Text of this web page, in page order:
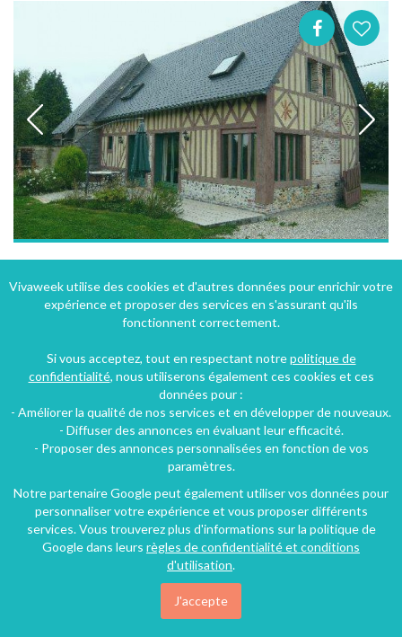
Gîte "la Rolandière" au coeur du Pays d'Auge proche Honfleur Deauville
Beuzeville (21 km), Eure, Haute-Normandie, Normandie, France
70€/nuit
Vivaweek utilise des cookies et d'autres données pour enrichir votre
expérience et proposer des services en s'assurant qu'ils
fonctionnent correctement.
Si vous acceptez, tout en respectant notrepolitique de
confidentialité, nous utiliserons également ces cookies et ces
données pour :
- Améliorer la qualité de nos services et en développer de nouveaux.
- Diffuser des annonces en évaluant leur efficacité.
- Proposer des annonces personnalisées en fonction de vos
paramètres.
Notre partenaire Google peut également utiliser vos données pour
personnaliser votre expérience et vous proposer différents
services. Vous trouverez plus d'informations sur la politique de
Google dans leurs règles de confidentialité et conditions
d'utilisation.
J'accepte